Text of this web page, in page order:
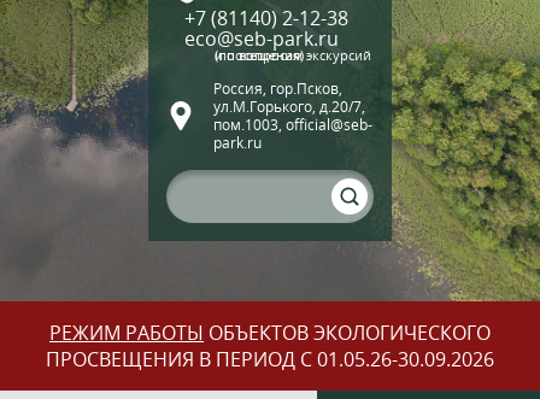
+7 (81140) 2-12-38
eco@seb-park.ru
(по вопросам экскурсий и посещения)
Россия, гор.Псков,
ул.М.Горького, д.20/7,
пом.1003, official@seb-
park.ru
РЕЖИМ РАБОТЫ ОБЪЕКТОВ ЭКОЛОГИЧЕСКОГО
ПРОСВЕЩЕНИЯ В ПЕРИОД С 01.05.26-30.09.2026